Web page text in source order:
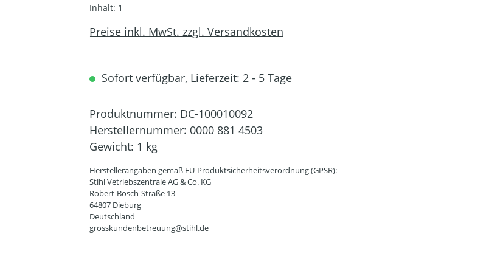
Inhalt: 1
Preise inkl. MwSt. zzgl. Versandkosten
Sofort verfügbar, Lieferzeit: 2 - 5 Tage
Produktnummer: DC-100010092
Herstellernummer: 0000 881 4503
Gewicht: 1 kg
Herstellerangaben gemäß EU-Produktsicherheitsverordnung (GPSR):
Stihl Vetriebszentrale AG & Co. KG
Robert-Bosch-Straße 13
64807 Dieburg
Deutschland
grosskundenbetreuung@stihl.de